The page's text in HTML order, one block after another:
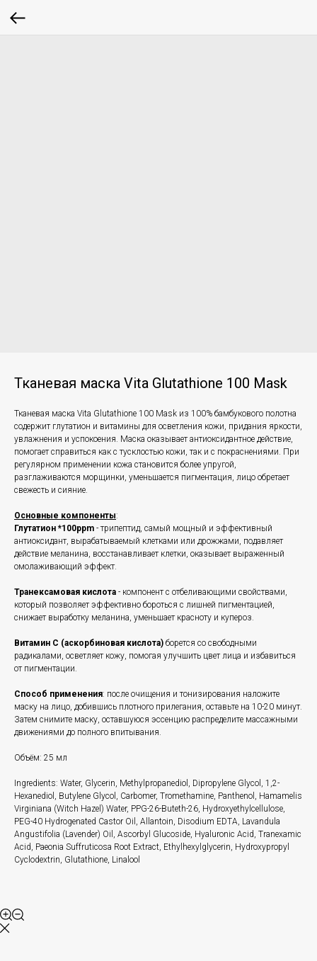
Тканевая маска Vita Glutathione 100 Mask
Тканевая маска Vita Glutathione 100 Mask из 100% бамбукового полотна
содержит глутатион и витамины для осветления кожи, придания яркости,
увлажнения и успокоения. Маска оказывает антиоксидантное действие,
помогает справиться как с тусклостью кожи, так и с покраснениями. При
регулярном применении кожа становится более упругой,
разглаживаются морщинки, уменьшается пигментация, лицо обретает
свежесть и сияние.
Основные компоненты:
Глутатион *100ppm - трипептид, самый мощный и эффективный
антиоксидант, вырабатываемый клетками или дрожжами, подавляет
действие меланина, восстанавливает клетки, оказывает выраженный
омолаживающий эффект.
Транексамовая кислота - компонент с отбеливающими свойствами,
который позволяет эффективно бороться с лишней пигментацией,
снижает выработку меланина, уменьшает красноту и купероз.
Витамин С (аскорбиновая кислота) борется со свободными
радикалами, осветляет кожу, помогая улучшить цвет лица и избавиться
от пигментации.
Способ применения: после очищения и тонизирования наложите
маску на лицо, добившись плотного прилегания, оставьте на 10-20 минут.
Затем снимите маску, оставшуюся эссенцию распределите массажными
движениями до полного впитывания.
Объём: 25 мл
Ingredients: Water, Glycerin, Methylpropanediol, Dipropylene Glycol, 1,2-
Hexanediol, Butylene Glycol, Carbomer, Tromethamine, Panthenol, Hamamelis
Virginiana (Witch Hazel) Water, PPG-26-Buteth-26, Hydroxyethylcellulose,
PEG-40 Hydrogenated Castor Oil, Allantoin, Disodium EDTA, Lavandula
Angustifolia (Lavender) Oil, Ascorbyl Glucoside, Hyaluronic Acid, Tranexamic
Acid, Paeonia Suffruticosa Root Extract, Ethylhexylglycerin, Hydroxypropyl
Cyclodextrin, Glutathione, Linalool